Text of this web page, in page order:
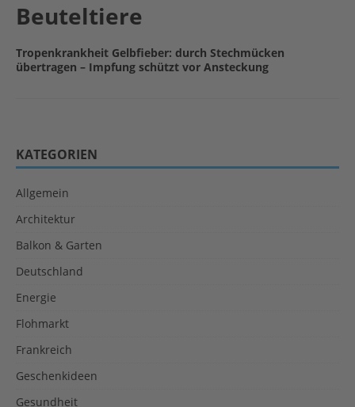
Beuteltiere
Tropenkrankheit Gelbfieber: durch Stechmücken
übertragen – Impfung schützt vor Ansteckung
KATEGORIEN
Allgemein
Architektur
Balkon & Garten
Deutschland
Energie
Flohmarkt
Frankreich
Geschenkideen
Gesundheit